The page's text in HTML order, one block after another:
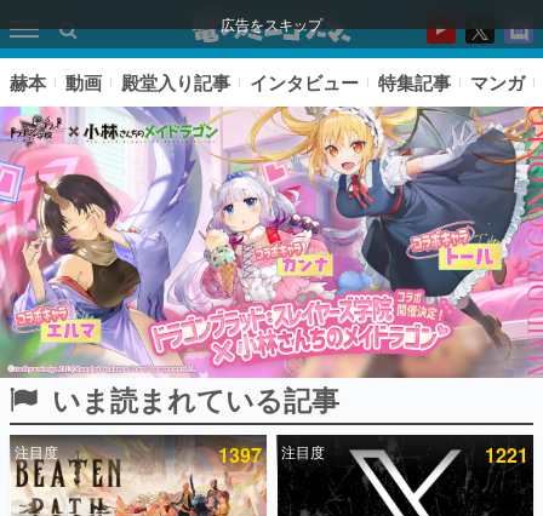
広告をスキップ
ピックアップ
電ファミのいま読まれている記事ランキング
赫本 動画 殿堂入り記事 インタビュー 特集記事 マンガ
いま読まれている記事
注目度 1397 注目度 1221